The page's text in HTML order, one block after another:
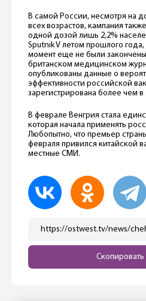
В самой России, несмотря на
всех возрастов, кампания
одной дозой лишь 2,2%
Sputnik V летом прошлого года,
момент еще не были
британском медицинском
опубликованы данные о
эффективности российской
зарегистрирована более чем в
В феврале Венгрия стала
которая начала применять
Любопытно, что премьер
февраля привился китайской
местные СМИ.
Скопировать